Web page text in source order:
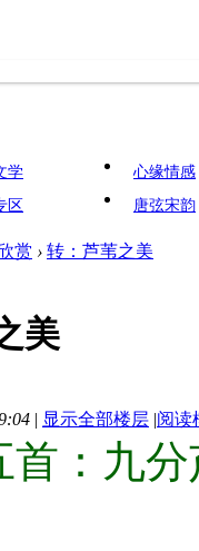
学
区
心缘情感
唐弦宋韵
赏 › 转：芦苇之美
美
| 显示全部楼层 |阅读
首：九